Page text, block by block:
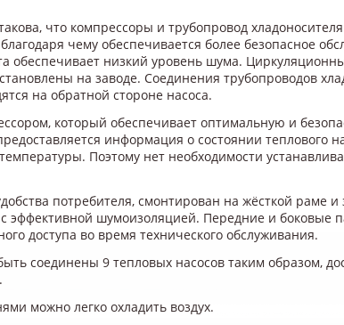
что компрессоры и трубопровод
чему обеспечивается более безопасное
обеспечивает низкий уровень шума.
на заводе. Соединения трубопроводов
на обратной стороне насоса.
который обеспечивает оптимальную и
информация о состоянии теплового
Поэтому нет необходимости
потребителя, смонтирован на жёсткой раме и
эффективной шумоизоляцией. Передние и боковые
доступа во время технического обслуживания.
соединены 9 тепловых насосов таким образом,
можно легко охладить воздух.